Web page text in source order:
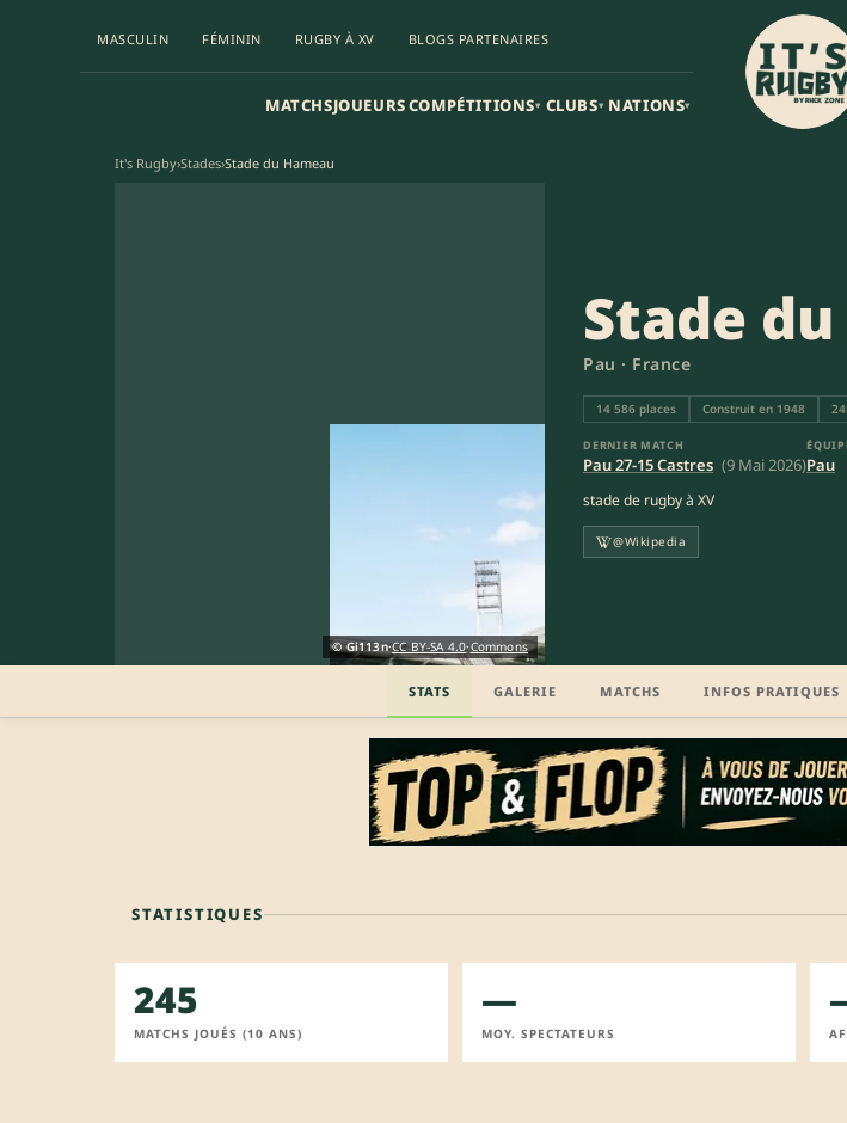
MASCULIN FÉMININ RUGBY À XV BLOGS PARTENAIRES
MATCHSJOUEURSCOMPÉTITIONS▾ CLUBS▾ NATIONS▾
It's Rugby›Stades›Stade du Hameau
© Gi113n·CC BY-SA 4.0·Commons
Stade
Pau · France
14 586 places Construit en 1948
DERNIER MATCH
Pau 27-15 Castres (9 Mai 2026)Pau
stade de rugby à XV
@Wikipedia
STATS GALERIE MATCHS INFOS PRATIQUES
STATISTIQUES
245
MATCHS JOUÉS (10 ANS)
—
MOY. SPECTATEURS